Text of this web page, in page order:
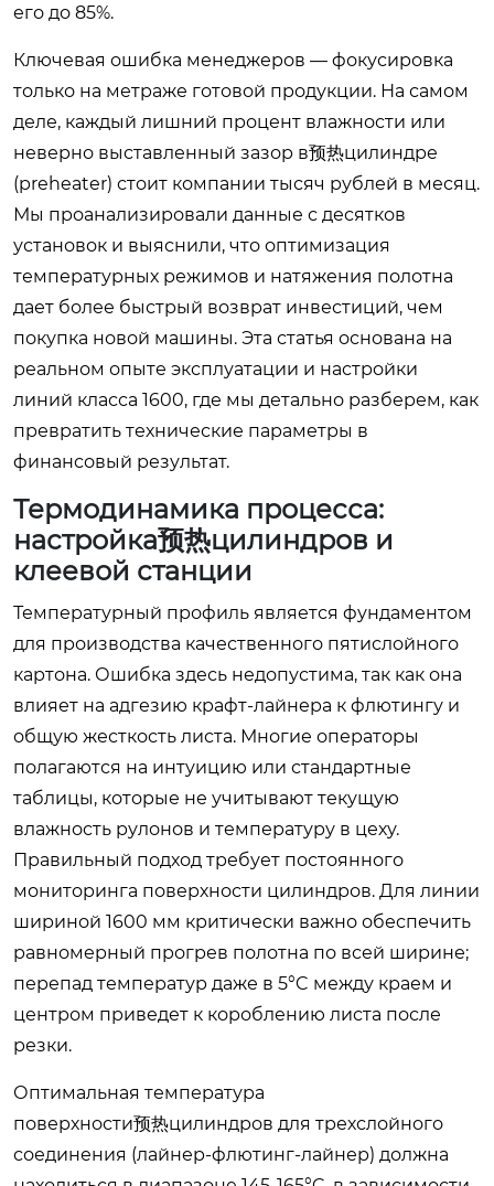
его до 85%.
Ключевая ошибка менеджеров — фокусировка
только на метраже готовой продукции. На самом
деле, каждый лишний процент влажности или
неверно выставленный зазор в预热цилиндре
(preheater) стоит компании тысяч рублей в месяц.
Мы проанализировали данные с десятков
установок и выяснили, что оптимизация
температурных режимов и натяжения полотна
дает более быстрый возврат инвестиций, чем
покупка новой машины. Эта статья основана на
реальном опыте эксплуатации и настройки
линий класса 1600, где мы детально разберем, как
превратить технические параметры в
финансовый результат.
Термодинамика процесса:
настройка预热цилиндров и
клеевой станции
Температурный профиль является фундаментом
для производства качественного пятислойного
картона. Ошибка здесь недопустима, так как она
влияет на адгезию крафт-лайнера к флютингу и
общую жесткость листа. Многие операторы
полагаются на интуицию или стандартные
таблицы, которые не учитывают текущую
влажность рулонов и температуру в цеху.
Правильный подход требует постоянного
мониторинга поверхности цилиндров. Для линии
шириной 1600 мм критически важно обеспечить
равномерный прогрев полотна по всей ширине;
перепад температур даже в 5°C между краем и
центром приведет к короблению листа после
резки.
Оптимальная температура
поверхности预热цилиндров для трехслойного
соединения (лайнер-флютинг-лайнер) должна